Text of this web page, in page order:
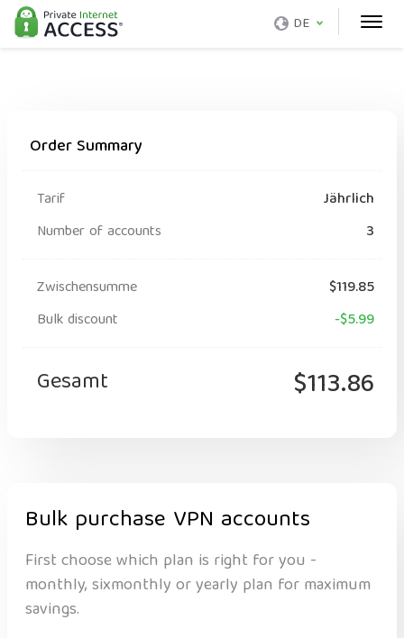
DE
Order Summary
Tarif
Jährlich
Number of accounts
3
Zwischensumme
$119.85
Bulk discount
-$5.99
Gesamt $113.86
Bulk purchase VPN accounts
First choose which plan is right for you -
monthly, sixmonthly or yearly plan for maximum
savings.